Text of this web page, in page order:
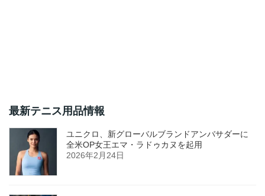
最新テニス用品情報
ユニクロ、新グローバルブランドアンバサダーに
全米OP女王エマ・ラドゥカヌを起用
2026年2月24日